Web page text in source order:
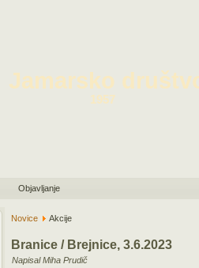
Jamarsko
1957
Objavljanje
Novice Akcije
Branice / Brejnice, 3.6.2023
Napisal Miha Prudič